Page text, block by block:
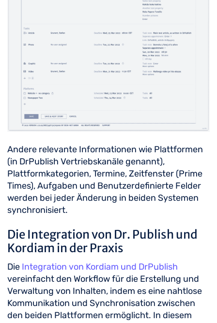
Andere relevante Informationen wie Plattformen
(in DrPublish Vertriebskanäle genannt),
Plattformkategorien, Termine, Zeitfenster (Prime
Times), Aufgaben und Benutzerdefinierte Felder
werden bei jeder Änderung in beiden Systemen
synchronisiert.
Die Integration von Dr. Publish und
Kordiam in der Praxis
Die Integration von Kordiam und DrPublish
vereinfacht den Workflow für die Erstellung und
Verwaltung von Inhalten, indem es eine nahtlose
Kommunikation und Synchronisation zwischen
den beiden Plattformen ermöglicht. In diesem